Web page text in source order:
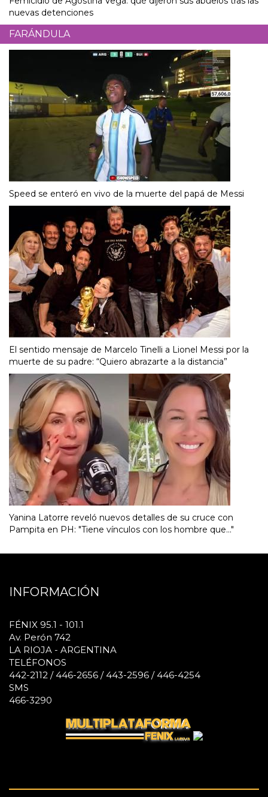
nuevas detenciones
FARÁNDULA
Speed se enteró en vivo de la muerte del papá de Messi
El sentido mensaje de Marcelo Tinelli a Lionel Messi por la
muerte de su padre: “Quiero abrazarte a la distancia”
Yanina Latorre reveló nuevos detalles de su cruce con
Pampita en PH: "Tiene vínculos con los hombre que..."
INFORMACIÓN
FÉNIX 95.1 - 101.1
Av. Perón 742
LA RIOJA - ARGENTINA
TELÉFONOS
442-2112 / 446-2656 / 443-2596 / 446-4254
SMS
466-3290